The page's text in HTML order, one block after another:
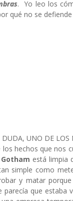
. Yo leo los
qué no se
DUDA, UNO DE LOS
los hechos que nos
Gotham está limpia
simple como
y matar
parecía que estaba